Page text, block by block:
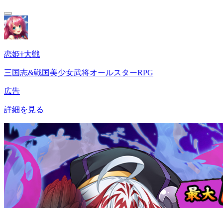
恋姫†大戦
三国志&戦国美少女武将オールスターRPG
広告
詳細を見る